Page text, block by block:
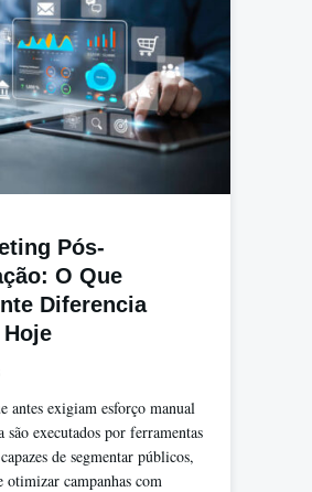
Pós-
O Que
Diferencia
antes exigiam esforço manual
são executados por ferramentas
de segmentar públicos,
otimizar campanhas com